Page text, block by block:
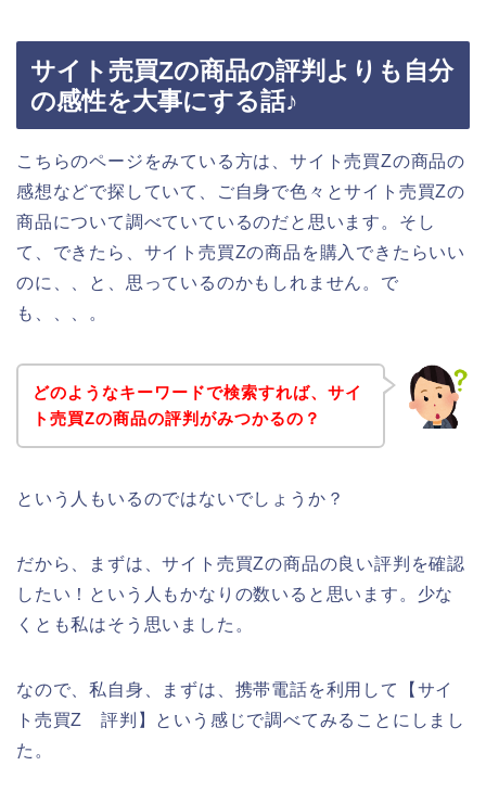
サイト売買Zの商品の評判よりも自分
の感性を大事にする話♪
こちらのページをみている方は、サイト売買Zの商品の
感想などで探していて、ご自身で色々とサイト売買Zの
商品について調べていているのだと思います。そし
て、できたら、サイト売買Zの商品を購入できたらいい
のに、、と、思っているのかもしれません。で
も、、、。
どのようなキーワードで検索すれば、サイ
ト売買Zの商品の評判がみつかるの？
という人もいるのではないでしょうか？
だから、まずは、サイト売買Zの商品の良い評判を確認
したい！という人もかなりの数いると思います。少な
くとも私はそう思いました。
なので、私自身、まずは、携帯電話を利用して【サイ
ト売買Z 評判】という感じで調べてみることにしまし
た。